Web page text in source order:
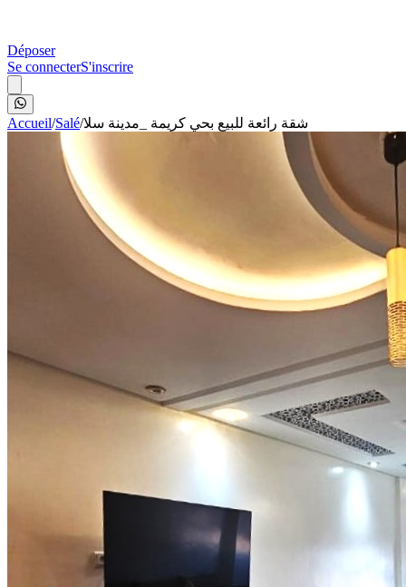
Déposer
Se connecterS'inscrire
Accueil/Salé/شقة رائعة للبيع بحي كريمة _مدينة سلا